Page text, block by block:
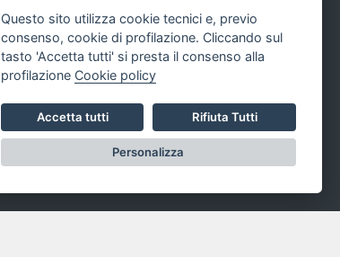
- CMS:Città In Comune
Alta Leggibilità.
Questo sito utilizza cookie tecnici e, previo
consenso, cookie di profilazione. Cliccando sul
tasto 'Accetta tutti' si presta il consenso alla
profilazione Cookie policy
Accetta tutti Rifiuta Tutti
Personalizza